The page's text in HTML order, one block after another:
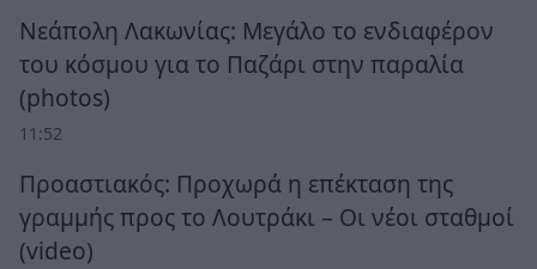
Νεάπολη Λακωνίας: Μεγάλο το ενδιαφέρον
του κόσμου για το Παζάρι στην παραλία
(photos)
11:52
Προαστιακός: Προχωρά η επέκταση της
γραμμής προς το Λουτράκι – Οι νέοι σταθμοί
(video)